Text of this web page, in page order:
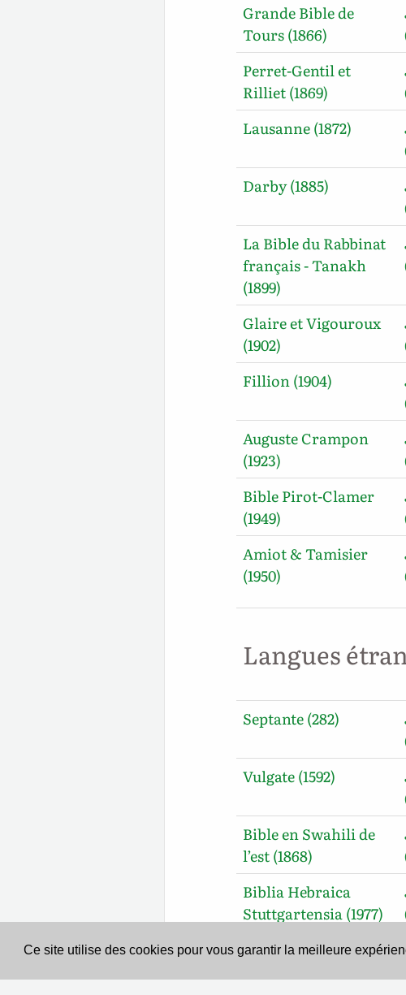
Ce site utilise des cookies pour vous garantir la meilleure
Grande Bible de
Tours (1866)
Perret-Gentil et
Rilliet (1869)
Lausanne (1872)
Darby (1885)
La Bible du Rabbinat
français - Tanakh
(1899)
Glaire et Vigouroux
(1902)
Fillion (1904)
Auguste Crampon
(1923)
Bible Pirot-Clamer
(1949)
Amiot & Tamisier
(1950)
Langues
Septante (282)
Vulgate (1592)
Bible en Swahili de
l’est (1868)
Biblia Hebraica
Stuttgartensia (1977)